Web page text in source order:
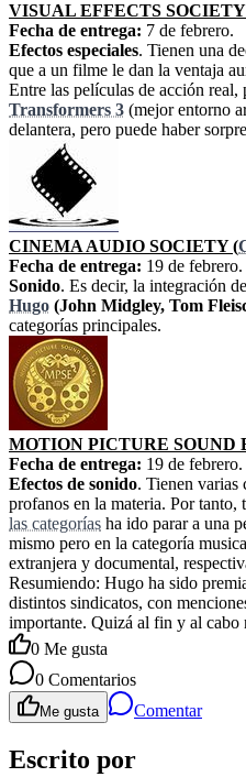
VISUAL EFFECTS
Fecha de entrega: 7 de febrero.
Efectos especiales. Tienen una
que a un filme le dan la ventaja
Entre las películas de acción real,
Transformers 3 (mejor entorno
delantera, pero puede haber
CINEMA AUDIO SOCIETY (
Fecha de entrega: 19 de febrero.
Sonido. Es decir, la integración
Hugo (John Midgley, Tom
categorías principales.
MOTION PICTURE SOUND
Fecha de entrega: 19 de febrero.
Efectos de sonido. Tienen varias
profanos en la materia. Por
las categorías ha ido parar a una
mismo pero en la categoría
extranjera y documental,
Resumiendo: Hugo ha sido
distintos sindicatos, con
importante. Quizá al fin y al cabo
0 Me gusta
0 Comentarios
Me gusta Comentar
Escrito por